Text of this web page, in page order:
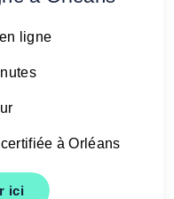
ligne
à Orléans
ici